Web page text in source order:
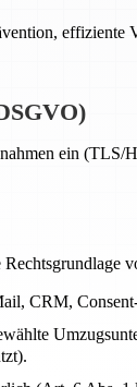
effiziente
ein
CRM,